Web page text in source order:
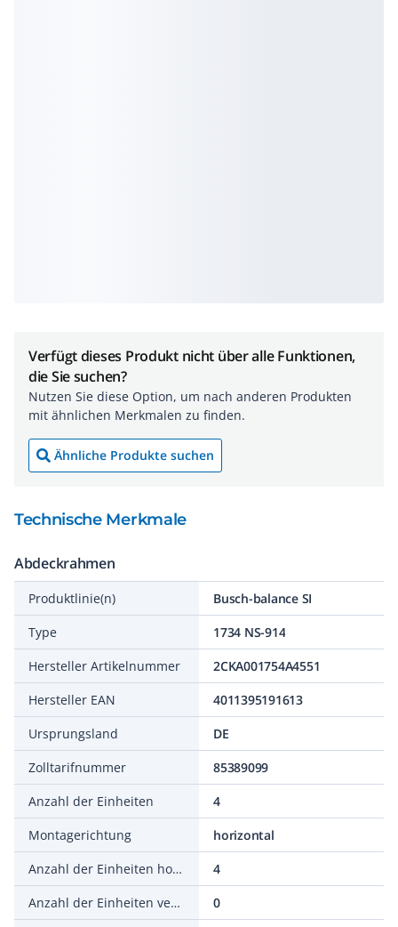
Verfügt dieses Produkt nicht über alle Funktionen,
die Sie suchen?
Nutzen Sie diese Option, um nach anderen Produkten
mit ähnlichen Merkmalen zu finden.
Ähnliche Produkte suchen
Technische Merkmale
Abdeckrahmen
Produktlinie(n)
Busch-balance SI
Type
1734 NS-914
Hersteller Artikelnummer
2CKA001754A4551
Hersteller EAN
4011395191613
Ursprungsland
DE
Zolltarifnummer
85389099
Anzahl der Einheiten
4
Montagerichtung
horizontal
Anzahl der Einheiten horizontal
4
Anzahl der Einheiten vertikal
0